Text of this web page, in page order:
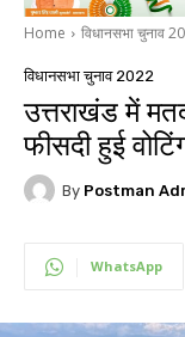
Home विधानसभा चुनाव
विधानसभा चुनाव 2022
उत्तराखंड में
फीसदी हुई
By Postman
WhatsApp